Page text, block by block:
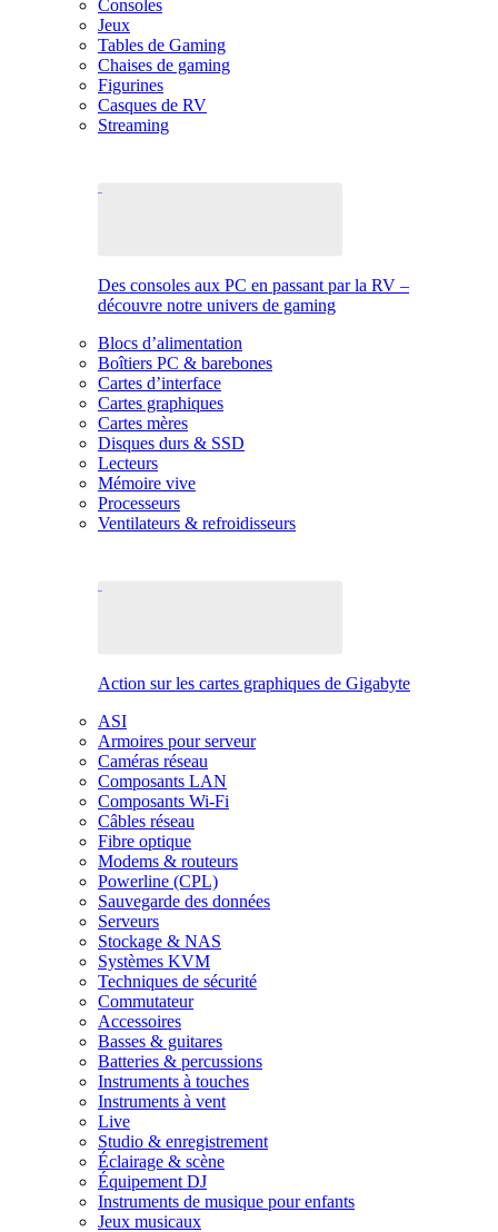
Consoles
Jeux
Tables de Gaming
Chaises de gaming
Figurines
Casques de RV
Streaming
Des consoles aux PC en passant par la RV –
découvre notre univers de gaming
Blocs d’alimentation
Boîtiers PC & barebones
Cartes d’interface
Cartes graphiques
Cartes mères
Disques durs & SSD
Lecteurs
Mémoire vive
Processeurs
Ventilateurs & refroidisseurs
Action sur les cartes graphiques de Gigabyte
ASI
Armoires pour serveur
Caméras réseau
Composants LAN
Composants Wi-Fi
Câbles réseau
Fibre optique
Modems & routeurs
Powerline (CPL)
Sauvegarde des données
Serveurs
Stockage & NAS
Systèmes KVM
Techniques de sécurité
Commutateur
Accessoires
Basses & guitares
Batteries & percussions
Instruments à touches
Instruments à vent
Live
Studio & enregistrement
Éclairage & scène
Équipement DJ
Instruments de musique pour enfants
Jeux musicaux